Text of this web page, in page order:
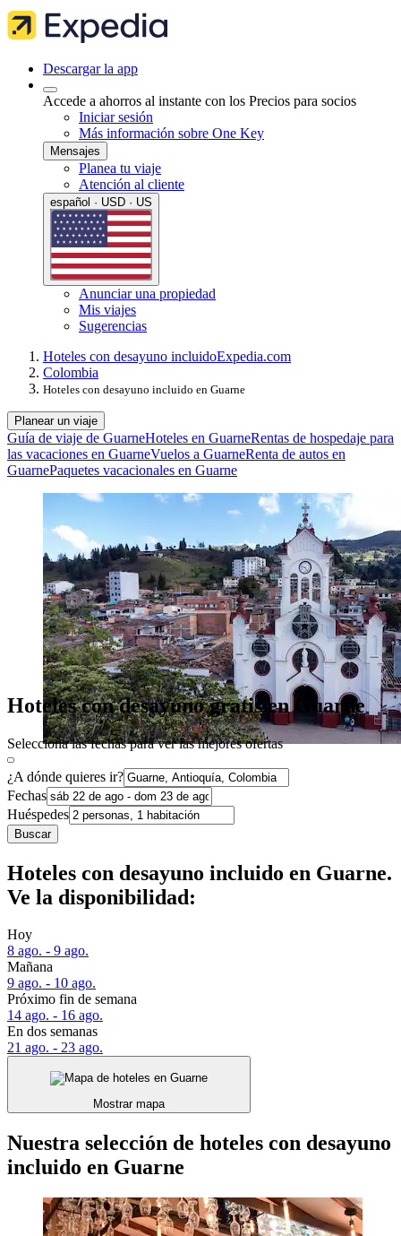
Descargar la app
Accede a ahorros al instante con los Precios para socios
Iniciar sesión
Más información sobre One Key
Mensajes
Planea tu viaje
Atención al cliente
español · USD · US
Anunciar una propiedad
Mis viajes
Sugerencias
Hoteles con desayuno incluidoExpedia.com
Colombia
Hoteles con desayuno incluido en Guarne
Planear un viaje
Guía de viaje de GuarneHoteles en GuarneRentas de hospedaje para
las vacaciones en GuarneVuelos a GuarneRenta de autos en
GuarnePaquetes vacacionales en Guarne
Hoteles con desayuno gratis en Guarne
Selecciona las fechas para ver las mejores ofertas
¿A dónde quieres ir?
Fechas
Huéspedes
Buscar
Hoteles con desayuno incluido en Guarne.
Ve la disponibilidad:
Hoy
8 ago. - 9 ago.
Mañana
9 ago. - 10 ago.
Próximo fin de semana
14 ago. - 16 ago.
En dos semanas
21 ago. - 23 ago.
Mostrar mapa
Nuestra selección de hoteles con desayuno
incluido en Guarne